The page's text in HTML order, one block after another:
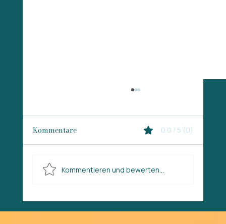
Mantrailing für Fortgeschrittene - vom
Kommentare 0.0 / 5 (0)
Kommentieren und bewerten...